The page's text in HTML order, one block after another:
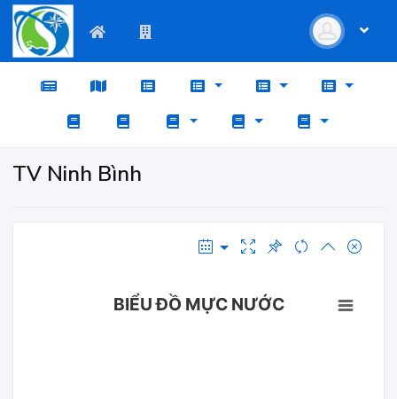
TV Ninh Bình
BIỂU ĐỒ MỰC NƯỚC